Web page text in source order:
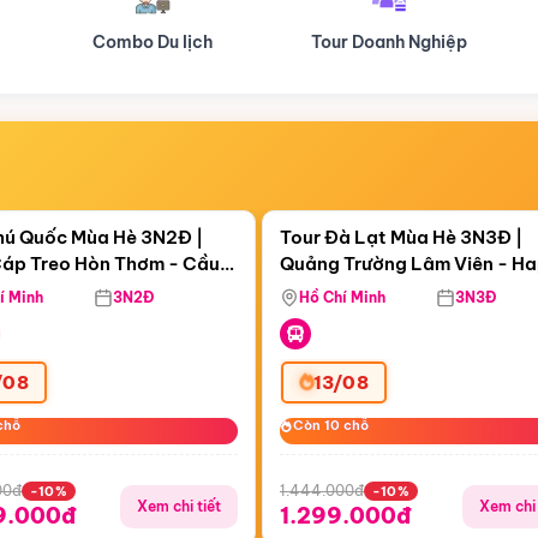
Tour Doanh Nghiệp Du lịch Hành Hương
06:30:25
Treo Hòn Thơm
Quốc Mùa Hè 3N2Đ |
Treo Hòn Thơm - Cầu
Viên Nước Aquatopia
Minh 3N2Đ
-10%
Xem chi tiết
Còn05 ngày 06:30:25
Tour Đà Lạt Mùa Hè 3N3Đ |
Quảng Trường Lâm Viên -
Hill - Puppy Farm
Hồ Chí Minh 3N3Đ
13/08
Còn 10 chỗ
Còn 10 chỗ
1.444.000đ -10%
1.299.000đ Xem